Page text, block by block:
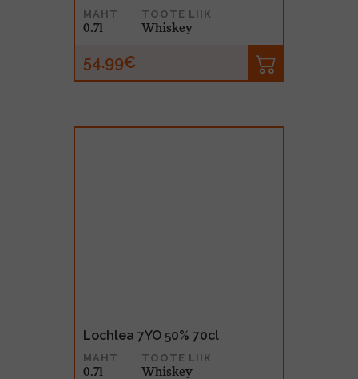
MAHT
0.7l
TOOTE LIIK
Whiskey
54.99€
Lochlea 7YO 50% 70cl
MAHT
0.7l
TOOTE LIIK
Whiskey